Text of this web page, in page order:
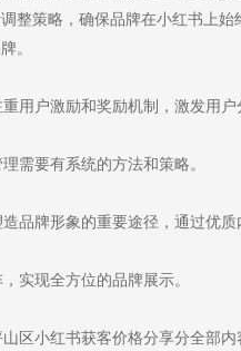
整策略，确保品牌在小红书上
。
用户激励和奖励机制，激发用户
需要有系统的方法和策略。
品牌形象的重要途径，通过优质
实现全方位的品牌展示。
区小红书获客价格分享分全部